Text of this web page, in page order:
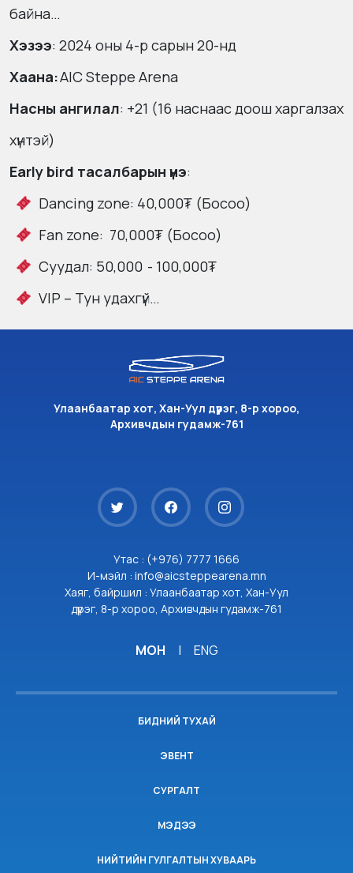
байна…
Хэзээ: 2024 оны 4-р сарын 20-нд
Хаана:AIC Steppe Arena
Насны ангилал: +21 (16 наснаас доош харгалзах
хүнтэй)
Early bird тасалбарын үнэ:
Dancing zone: 40,000₮ (Босоо)
Fan zone: 70,000₮ (Босоо)
Суудал: 50,000 - 100,000₮
VIP – Тун удахгүй…
Улаанбаатар хот, Хан-Уул дүүрэг, 8-р хороо,
Архивчдын гудамж-761
Утас : (+976) 7777 1666
И-мэйл : info@aicsteppearena.mn
Хаяг, байршил : Улаанбаатар хот, Хан-Уул
дүүрэг, 8-р хороо, Архивчдын гудамж-761
МОН | ENG
БИДНИЙ ТУХАЙ
ЭВЕНТ
СУРГАЛТ
МЭДЭЭ
НИЙТИЙН ГУЛГАЛТЫН ХУВААРЬ